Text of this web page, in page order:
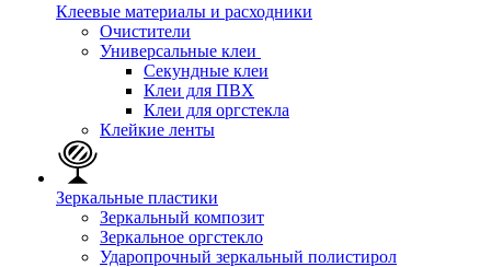
Клеевые материалы и расходники
Очистители
Универсальные клеи
Секундные клеи
Клеи для ПВХ
Клеи для оргстекла
Клейкие ленты
Зеркальные пластики
Зеркальный композит
Зеркальное оргстекло
Ударопрочный зеркальный полистирол